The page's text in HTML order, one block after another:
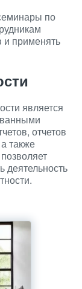
по
и применять
является
отчетов
также
деятельность